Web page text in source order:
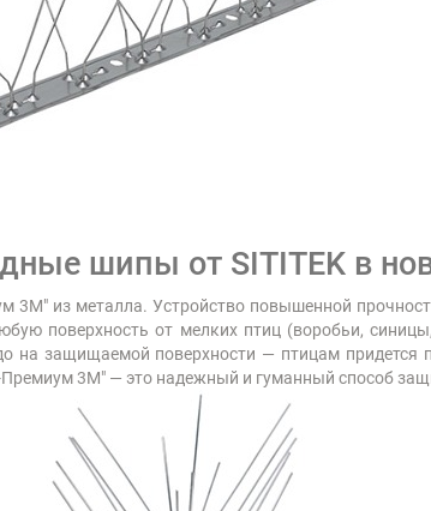
шипы от SITITEK в
из металла. Устройство повышенной
поверхность от мелких птиц (воробьи,
на защищаемой поверхности — птицам придется
3М" — это надежный и гуманный способ